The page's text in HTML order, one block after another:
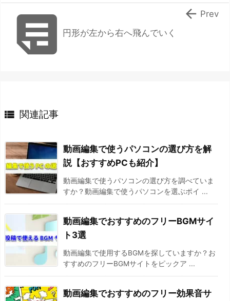
円形が左から右へ飛んでいく
 Prev
 関連記事
動画編集で使うパソコンの選び方を解
説【おすすめPCも紹介】
動画編集で使うパソコンの選び方を調べていま
すか？動画編集で使うパソコンを選ぶポイ ...
動画編集でおすすめのフリーBGMサイ
ト3選
動画編集で使用するBGMを探していますか？お
すすめのフリーBGMサイトをピックア ...
動画編集でおすすめのフリー効果音サ